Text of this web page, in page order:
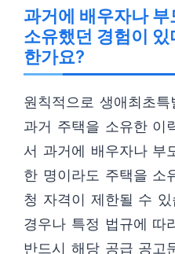
과거에 배우자나
소유했던 경험이
한가요?
원칙적으로 생애최초
과거 주택을 소유한 이
서 과거에 배우자나 부
한 명이라도 주택을 소
청 자격이 제한될 수
경우나 특정 법규에 따
반드시 해당 공급 공고